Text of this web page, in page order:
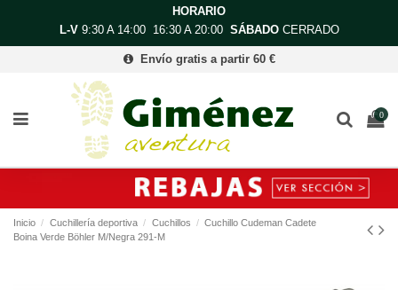
HORARIO
L-V9:30 A 14:00 16:30 A 20:00 SÁBADOCERRADO
Envío gratis a partir 60 €
0
Inicio Cuchillería deportiva Cuchillos
Cuchillo Cudeman Cadete
Boina Verde Böhler M/Negra 291-M